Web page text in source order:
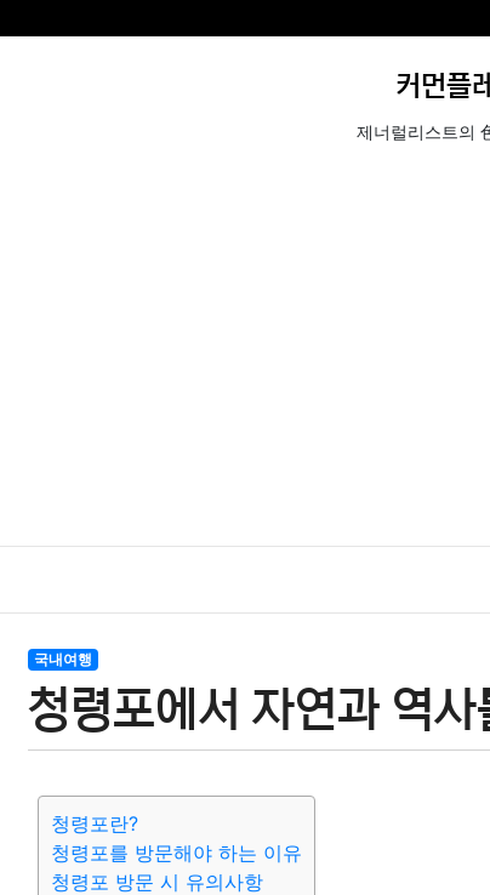
커먼플
제너럴리스트의
국내여행
청령포에서 자연과 역
청령포란?
청령포를 방문해야 하는 이유
청령포 방문 시 유의사항